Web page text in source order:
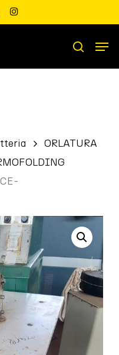
instagram
search
ORLATURA